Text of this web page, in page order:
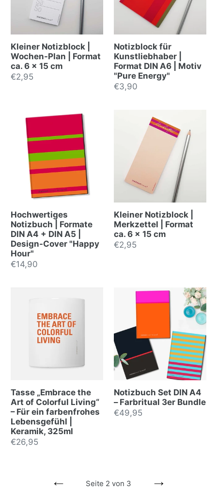
Kleiner Notizblock |
Wochen-Plan | Format
ca. 6 x 15 cm
Normalpreis
€2,95
Notizblock für
Kunstliebhaber |
Format DIN A6 | Motiv
"Pure Energy"
Normalpreis
€3,90
Hochwertiges
Notizbuch | Formate
DIN A4 + DIN A5 |
Design-Cover "Happy
Hour"
Normalpreis
€14,90
Kleiner Notizblock |
Merkzettel | Format
ca. 6 x 15 cm
Normalpreis
€2,95
Tasse „Embrace the
Art of Colorful Living“
– Für ein farbenfrohes
Lebensgefühl |
Keramik, 325ml
Normalpreis
€26,95
Notizbuch Set DIN A4
– Farbritual 3er Bundle
Normalpreis
€49,95
Seite 2 von 3